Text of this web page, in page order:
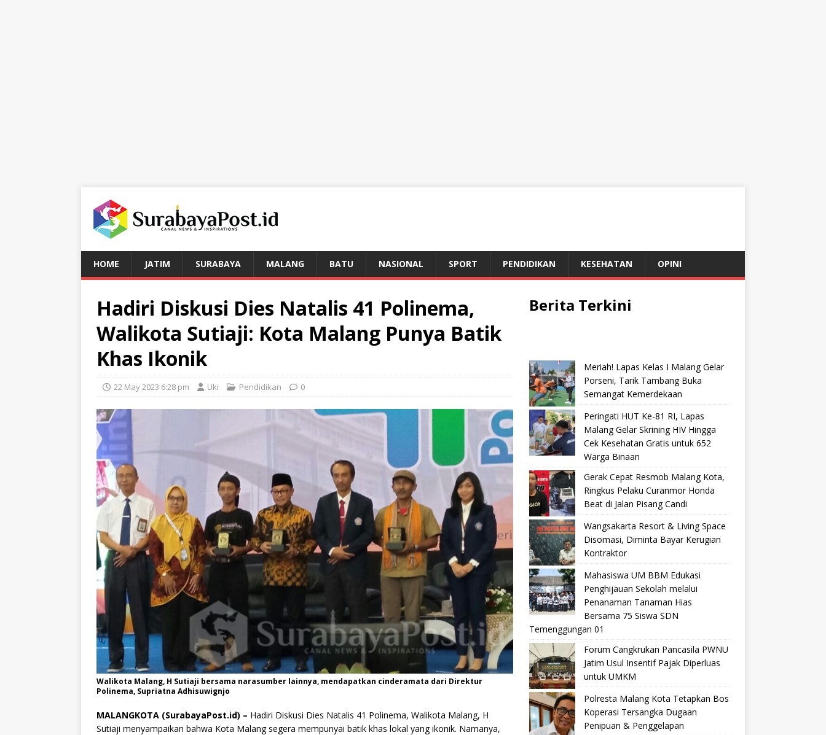
HOME JATIM SURABAYA MALANG BATU NASIONAL SPORT PENDIDIKAN KESEHATAN OPINI
Hadiri Diskusi Dies Natalis 41 Polinema,
Walikota Sutiaji: Kota Malang Punya Batik
Khas Ikonik
22 May 2023 6:28 pm Uki Pendidikan 0
Walikota Malang, H Sutiaji bersama narasumber lainnya, mendapatkan cinderamata dari Direktur
Polinema, Supriatna Adhisuwignjo
MALANGKOTA (SurabayaPost.id) – Hadiri Diskusi Dies Natalis 41 Polinema, Walikota Malang, H
Sutiaji menyampaikan bahwa Kota Malang segera mempunyai batik khas lokal yang ikonik. Namanya,
Berita Terkini
Meriah! Lapas Kelas I Malang Gelar
Porseni, Tarik Tambang Buka
Semangat Kemerdekaan
Peringati HUT Ke-81 RI, Lapas
Malang Gelar Skrining HIV Hingga
Cek Kesehatan Gratis untuk 652
Warga Binaan
Gerak Cepat Resmob Malang Kota,
Ringkus Pelaku Curanmor Honda
Beat di Jalan Pisang Candi
Wangsakarta Resort & Living Space
Disomasi, Diminta Bayar Kerugian
Kontraktor
Mahasiswa UM BBM Edukasi
Penghijauan Sekolah melalui
Penanaman Tanaman Hias
Bersama 75 Siswa SDN
Temenggungan 01
Forum Cangkrukan Pancasila PWNU
Jatim Usul Insentif Pajak Diperluas
untuk UMKM
Polresta Malang Kota Tetapkan Bos
Koperasi Tersangka Dugaan
Penipuan & Penggelapan